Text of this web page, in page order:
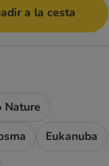
a la cesta
Nature
Eukanuba